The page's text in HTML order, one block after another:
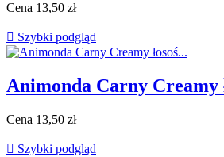
Cena 13,50 zł
 Szybki podgląd
Animonda Carny Creamy
Cena 13,50 zł
 Szybki podgląd